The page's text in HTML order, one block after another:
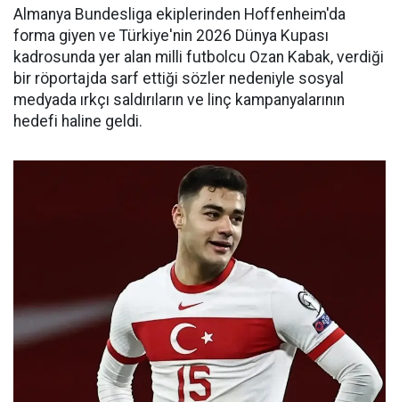
Almanya Bundesliga ekiplerinden Hoffenheim'da
forma giyen ve Türkiye'nin 2026 Dünya Kupası
kadrosunda yer alan milli futbolcu Ozan Kabak, verdiği
bir röportajda sarf ettiği sözler nedeniyle sosyal
medyada ırkçı saldırıların ve linç kampanyalarının
hedefi haline geldi.